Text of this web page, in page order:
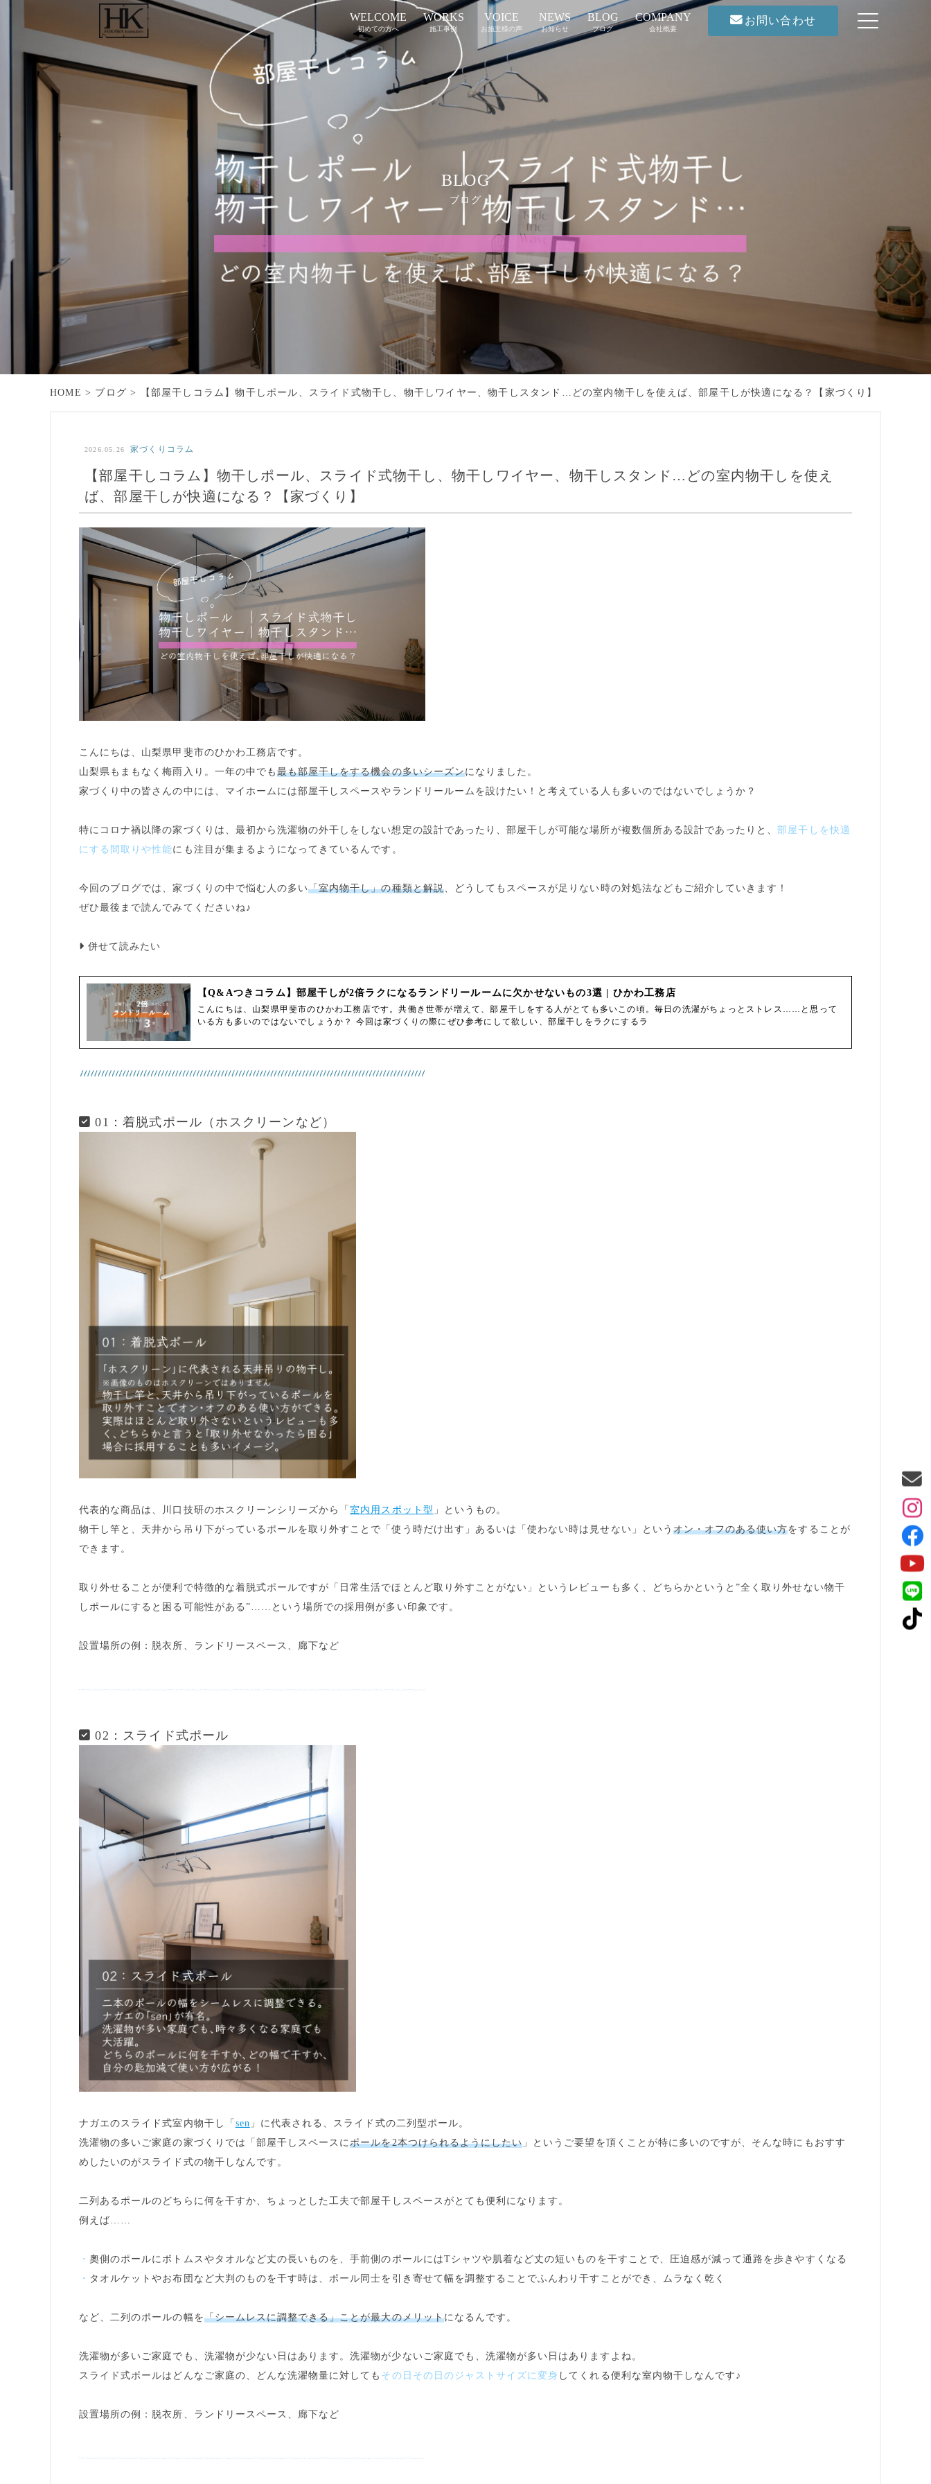
WELCOME
初めての方へ
WORKS
施工事例
VOICE
お施主様の声
NEWS
お知らせ
BLOG
ブログ
COMPANY
会社概要
お問い合わせ
BLOG
ブログ
HOME > ブログ > 【部屋干しコラム】物干しポール、スライド式物干し、物干しワイヤー、物干しスタンド…どの室内物干しを使えば、部屋干しが快適になる？【家づくり】
【部屋干しコラム】物干しポール、スライド式物干し、物干しワイヤー、物干しスタンド…どの室内物干しを使え
ば、部屋干しが快適になる？【家づくり】
2026.05.26 家づくりコラム
こんにちは、山梨県甲斐市のひかわ工務店です。
山梨県もまもなく梅雨入り。一年の中でも 最も部屋干しをする機会の多いシーズンになりました。
家づくり中の皆さんの中には、マイホームには部屋干しスペースや ランドリールーム を設けたい！と考えている人も多いのではないでしょうか？
特にコロナ禍以降の家づくりは、最初から洗濯物の外干しをしない想定の設計であったり、部屋干しが可能な場所が複数個所ある設計であったりと、部屋干しを快適
にする間取りや性能にも注目が集まるようになってきているんです。
今回のブログでは、家づくりの中で悩む人の多い「室内物干し」の種類と解説、 どうしてもスペースが足りない時の対処法などもご紹介していきます！
ぜひ最後まで読んでみてくださいね♪
併せて読みたい
【Q&Aつきコラム】部屋干しが2倍ラクになるランドリールームに欠かせないもの3選 | ひかわ工務店
こんにちは、山梨県甲斐市のひかわ工務店です。共働き世帯が増えて、部屋干しをする人がとても多いこの頃。毎日の洗濯がちょっとストレス……と思って
いる方も多いのではないでしょうか？ 今回は家づくりの際にぜひ参考にして欲しい、部屋干しをラクにするラ
01：着脱式ポール（ホスクリーンなど）
代表的な商品は、川口技研のホスクリーン シリーズから「室内用スポット型 」というもの。
物干し竿と、天井から吊り下がっているポールを取り外すことで「使う時だけ出す」あるいは「使わない時は見せない」という オン・オフのある使い方をすることが
できます。
取り外せることが便利で特徴的な着脱式ポールですが「日常生活でほとんど取り外すことがない」というレビューも多く、どちらかというと”全く取り外せない物干
しポールにすると困る可能性がある”……という場所での採用例が多い 印象です。
設置場所の例：脱衣所、ランドリースペース、廊下など
02：スライド式ポール
ナガエのスライド式室内物干し「 sen 」に代表される、 スライド式の二列型ポール 。
洗濯物の多いご家庭の家づくりでは「部屋干しスペースにポールを2本つけられるようにしたい 」というご要望を頂くことが特に多いのですが、そんな時にもおすす
めしたいのがスライド式の物干しなんです。
二列あるポールのどちらに何を干すか、 ちょっとした工夫で部屋干しスペースがとても便利に なります。
例えば……
・奧側のポールにボトムスやタオルなど丈の長いものを、手前側のポールにはTシャツや肌着など丈の短いものを干すことで、 圧迫感が減って通路を歩きやすくなる
・ タオルケットやお布団など大判のものを干す時は、ポール同士を引き寄せて幅を調整することでふんわり干すことができ、 ムラなく乾く
など、二列のポールの幅を「シームレスに調整できる」ことが最大のメリットになるんです。
洗濯物が多いご家庭でも、洗濯物が少ない日はあります。洗濯物が少ないご家庭でも、洗濯物が多い日はありますよね。
スライド式ポールはどんなご家庭の、どんな洗濯物量に対しても その日その日のジャストサイズに変身 してくれる便利な室内物干しなんです♪
設置場所の例：脱衣所、ランドリースペース、廊下など